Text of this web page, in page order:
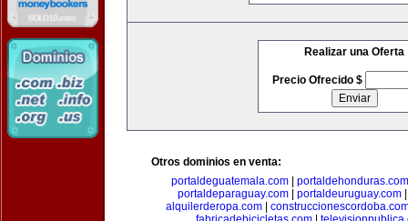
Realizar una Oferta
Precio Ofrecido $
Otros dominios en venta:
portaldeguatemala.com
portaldehonduras.com
portaldeparaguay.com| portaldeuruguay.com
alquilerderopa.com|